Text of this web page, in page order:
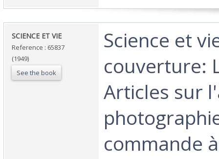
‎SCIENCE ET VIE ‎
Reference : 65837
(1949)
See the book
‎Science et
couverture:
Articles sur
commande